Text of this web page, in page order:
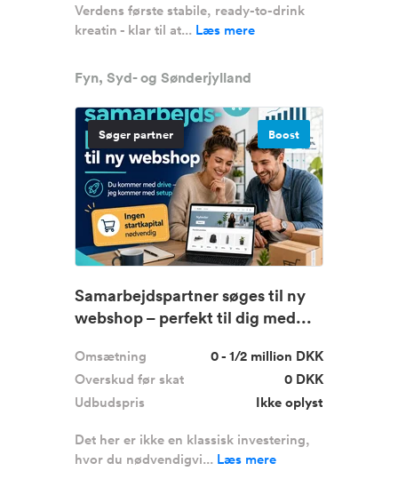
Verdens første stabile, ready-to-drink
kreatin - klar til at... Læs mere
Fyn, Syd- og Sønderjylland
Søger partner Boost
Samarbejdspartner søges til ny
webshop – perfekt til dig med...
Omsætning
0 - 1/2 million DKK
Overskud før skat
0 DKK
Udbudspris
Ikke oplyst
Det her er ikke en klassisk investering,
hvor du nødvendigvi... Læs mere